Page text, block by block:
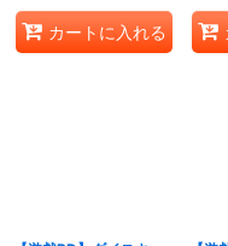
カートに入れる